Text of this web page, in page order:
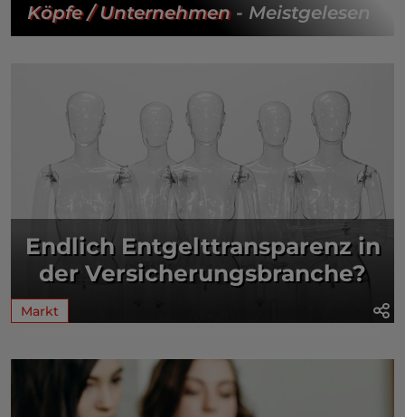
Köpfe / Unternehmen- Meistgelesen
Endlich Entgelttransparenz in
der Versicherungsbranche?
Markt